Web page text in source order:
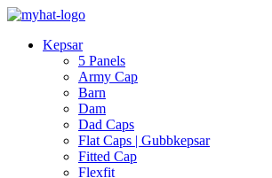
Kepsar
5 Panels
Army Cap
Barn
Dam
Dad Caps
Flat Caps | Gubbkepsar
Fitted Cap
Flexfit